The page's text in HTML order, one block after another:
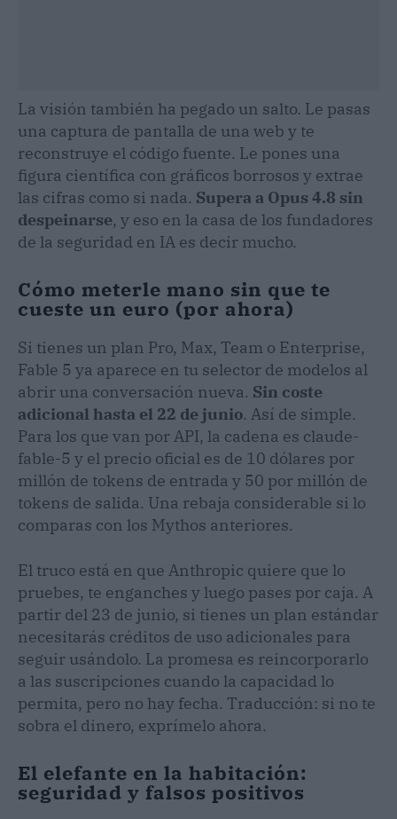
La visión también ha pegado un salto. Le pasas
una captura de pantalla de una web y te
reconstruye el código fuente. Le pones una
figura científica con gráficos borrosos y extrae
las cifras como si nada. Supera a Opus 4.8 sin
despeinarse, y eso en la casa de los fundadores
de la seguridad en IA es decir mucho.
Cómo meterle mano sin que te
cueste un euro (por ahora)
Si tienes un plan Pro, Max, Team o Enterprise,
Fable 5 ya aparece en tu selector de modelos al
abrir una conversación nueva. Sin coste
adicional hasta el 22 de junio. Así de simple.
Para los que van por API, la cadena es claude-
fable-5 y el precio oficial es de 10 dólares por
millón de tokens de entrada y 50 por millón de
tokens de salida. Una rebaja considerable si lo
comparas con los Mythos anteriores.
El truco está en que Anthropic quiere que lo
pruebes, te enganches y luego pases por caja. A
partir del 23 de junio, si tienes un plan estándar
necesitarás créditos de uso adicionales para
seguir usándolo. La promesa es reincorporarlo
a las suscripciones cuando la capacidad lo
permita, pero no hay fecha. Traducción: si no te
sobra el dinero, exprímelo ahora.
El elefante en la habitación:
seguridad y falsos positivos